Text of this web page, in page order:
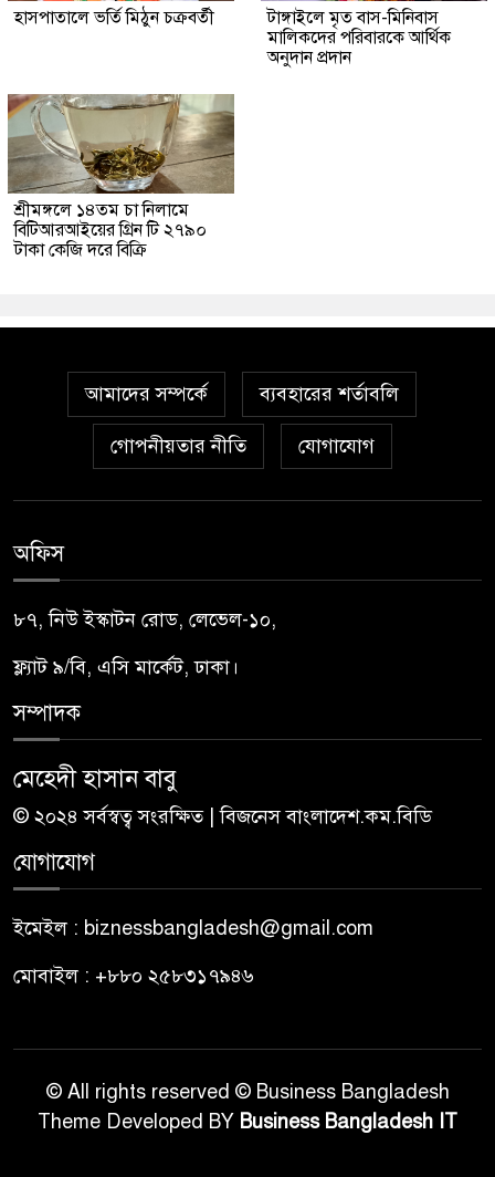
হাসপাতালে ভর্তি মিঠুন চক্রবর্তী
টাঙ্গাইলে মৃত বাস-মিনিবাস
মালিকদের পরিবারকে আর্থিক
অনুদান প্রদান
শ্রীমঙ্গলে ১৪তম চা নিলামে
বিটিআরআইয়ের গ্রিন টি ২৭৯০
টাকা কেজি দরে বিক্রি
আমাদের সম্পর্কে ব্যবহারের শর্তাবলি
গোপনীয়তার নীতি যোগাযোগ
অফিস
৮৭, নিউ ইস্কাটন রোড, লেভেল-১০,
ফ্ল্যাট ৯/বি, এসি মার্কেট, ঢাকা।
সম্পাদক
মেহেদী হাসান বাবু
© ২০২৪ সর্বস্বত্ব সংরক্ষিত | বিজনেস বাংলাদেশ.কম.বিডি
যোগাযোগ
ইমেইল : biznessbangladesh@gmail.com
মোবাইল : +৮৮০ ২৫৮৩১৭৯৪৬
© All rights reserved © Business Bangladesh
Theme Developed BY Business Bangladesh IT